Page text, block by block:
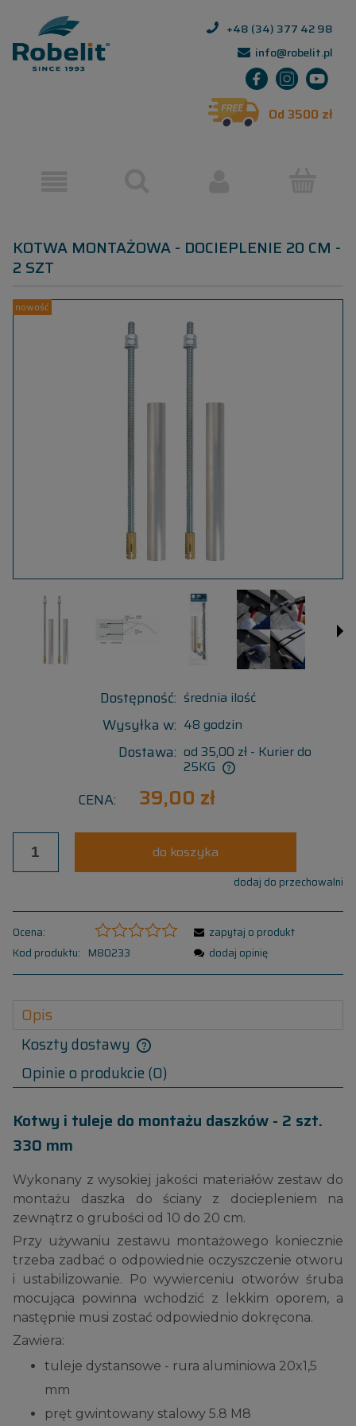
+48 (34) 377 42 98
info@robelit.pl
Od 3500 zł
KOTWA MONTAŻOWA - DOCIEPLENIE 20 CM -
2 SZT
nowość
Dostępność: średnia ilość
Wysyłka w: 48 godzin
Dostawa: od 35,00 zł - Kurier do
25KG
CENA: 39,00 zł
do koszyka
dodaj do przechowalni
Ocena:
Kod produktu: M80233
zapytaj o produkt
dodaj opinię
Opis
Koszty dostawy
Opinie o produkcie (0)
Kotwy i tuleje do montażu daszków - 2 szt.
330 mm
Wykonany z wysokiej jakości materiałów zestaw do
montażu daszka do ściany z dociepleniem na
zewnątrz o grubości od 10 do 20 cm.
Przy używaniu zestawu montażowego koniecznie
trzeba zadbać o odpowiednie oczyszczenie otworu
i ustabilizowanie. Po wywierceniu otworów śruba
mocująca powinna wchodzić z lekkim oporem, a
następnie musi zostać odpowiednio dokręcona.
Zawiera:
tuleje dystansowe - rura aluminiowa 20x1,5
mm
pręt gwintowany stalowy 5.8 M8